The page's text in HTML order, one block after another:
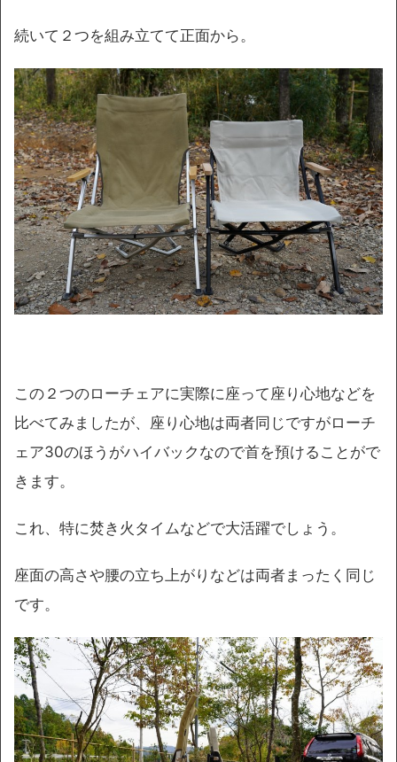
続いて２つを組み立てて正面から。
この２つのローチェアに実際に座って座り心地などを
比べてみましたが、座り心地は両者同じですがローチ
ェア30のほうがハイバックなので首を預けることがで
きます。
これ、特に焚き火タイムなどで大活躍でしょう。
座面の高さや腰の立ち上がりなどは両者まったく同じ
です。